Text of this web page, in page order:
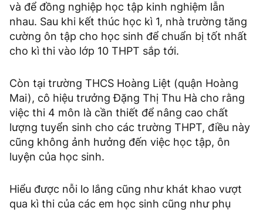
và để đồng nghiệp học tập kinh nghiệm lẫn
nhau. Sau khi kết thúc học kì 1, nhà trường tăng
cường ôn tập cho học sinh để chuẩn bị tốt nhất
cho kì thi vào lớp 10 THPT sắp tới.
Còn tại trường THCS Hoàng Liệt (quận Hoàng
Mai), cô hiệu trưởng Đặng Thị Thu Hà cho rằng
việc thi 4 môn là cần thiết để nâng cao chất
lượng tuyển sinh cho các trường THPT, điều này
cũng không ảnh hưởng đến việc học tập, ôn
luyện của học sinh.
Hiểu được nỗi lo lắng cũng như khát khao vượt
qua kì thi của các em học sinh cũng như phụ